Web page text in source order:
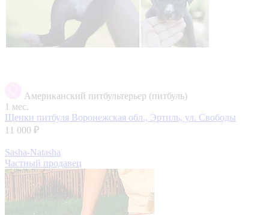
Американский питбультерьер (питбуль)
1 мес.
Щенки питбуля Воронежская обл., Эртиль, ул. Свободы
11 000 ₽
Sasha-Natasha
Частный продавец